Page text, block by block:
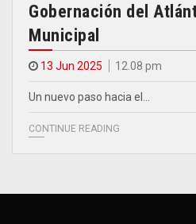
Gobernación del
Municipal
13 Jun 2025 12.08 pm
Un nuevo paso hacia el…
CONTINUE READING